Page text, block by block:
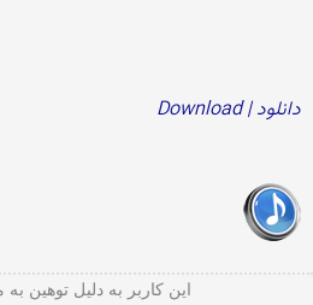
دانلود | Download
این کاربر به دلیل توهین